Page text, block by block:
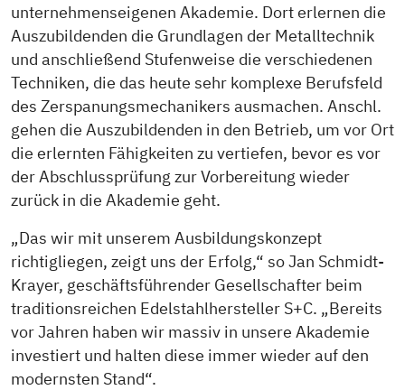
unternehmenseigenen Akademie. Dort erlernen die
Auszubildenden die Grundlagen der Metalltechnik
und anschließend Stufenweise die verschiedenen
Techniken, die das heute sehr komplexe Berufsfeld
des Zerspanungsmechanikers ausmachen. Anschl.
gehen die Auszubildenden in den Betrieb, um vor Ort
die erlernten Fähigkeiten zu vertiefen, bevor es vor
der Abschlussprüfung zur Vorbereitung wieder
zurück in die Akademie geht.
„Das wir mit unserem Ausbildungskonzept
richtigliegen, zeigt uns der Erfolg,“ so Jan Schmidt-
Krayer, geschäftsführender Gesellschafter beim
traditionsreichen Edelstahlhersteller S+C. „Bereits
vor Jahren haben wir massiv in unsere Akademie
investiert und halten diese immer wieder auf den
modernsten Stand“.